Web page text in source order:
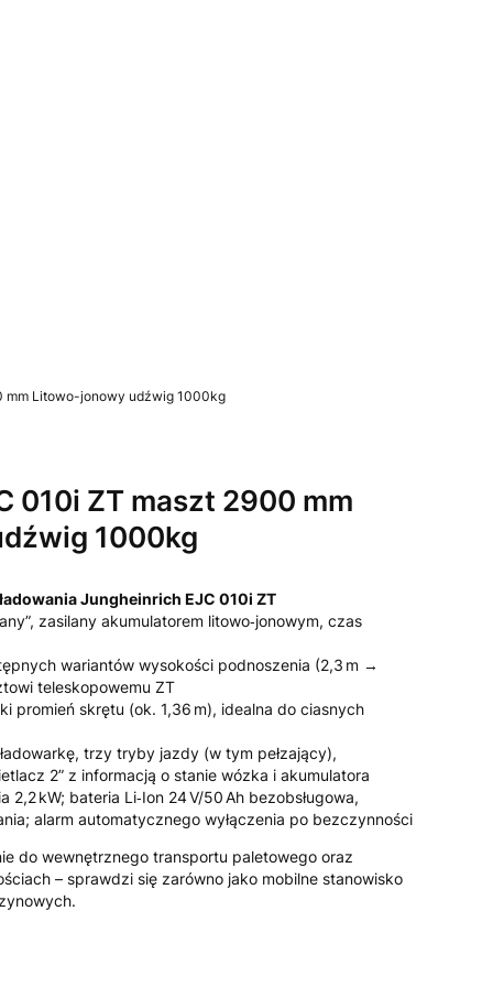
0. Zobacz szczegóły
mm Litowo-jonowy udźwig 1000kg
010i ZT maszt 2900 mm
1000kg
Jungheinrich EJC 010i ZT
zasilany akumulatorem litowo‑jonowym, czas
wariantów wysokości podnoszenia (2,3 m →
teleskopowemu ZT
promień skrętu (ok. 1,36 m), idealna do ciasnych
trzy tryby jazdy (w tym pełzający),
2” z informacją o stanie wózka i akumulatora
2,2 kW; bateria Li‑Ion 24 V/50 Ah bezobsługowa,
alarm automatycznego wyłączenia po bezczynności
do wewnętrznego transportu paletowego oraz
– sprawdzi się zarówno jako mobilne stanowisko